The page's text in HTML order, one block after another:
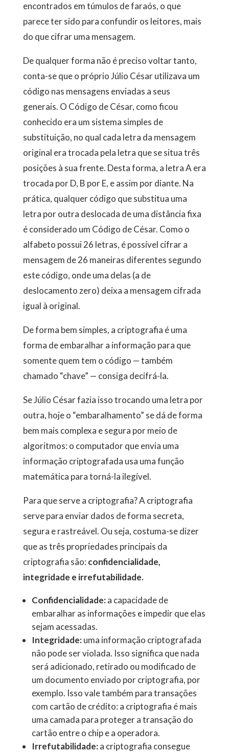
encontrados em túmulos de faraós, o que
parece ter sido para confundir os leitores, mais
do que cifrar uma mensagem.
De qualquer forma não é preciso voltar tanto,
conta-se que o próprio Júlio César utilizava um
código nas mensagens enviadas a seus
generais. O Código de César, como ficou
conhecido era um sistema simples de
substituição, no qual cada letra da mensagem
original era trocada pela letra que se situa três
posições à sua frente. Desta forma, a letra A era
trocada por D, B por E, e assim por diante. Na
prática, qualquer código que substitua uma
letra por outra deslocada de uma distância fixa
é considerado um Código de César. Como o
alfabeto possui 26 letras, é possível cifrar a
mensagem de 26 maneiras diferentes segundo
este código, onde uma delas (a de
deslocamento zero) deixa a mensagem cifrada
igual à original.
De forma bem simples, a criptografia é uma
forma de embaralhar a informação para que
somente quem tem o código — também
chamado “chave” — consiga decifrá-la.
Se Júlio César fazia isso trocando uma letra por
outra, hoje o “embaralhamento” se dá de forma
bem mais complexa e segura por meio de
algoritmos: o computador que envia uma
informação criptografada usa uma função
matemática para torná-la ilegível.
Para que serve a criptografia? A criptografia
serve para enviar dados de forma secreta,
segura e rastreável. Ou seja, costuma-se dizer
que as três propriedades principais da
criptografia são: confidencialidade,
integridade e irrefutabilidade.
Confidencialidade:a capacidade de
embaralhar as informações e impedir que elas
sejam acessadas.
Integridade:uma informação criptografada
não pode ser violada. Isso significa que nada
será adicionado, retirado ou modificado de
um documento enviado por criptografia, por
exemplo. Isso vale também para transações
com cartão de crédito: a criptografia é mais
uma camada para proteger a transação do
cartão entre o chip e a operadora.
Irrefutabilidade:a criptografia consegue